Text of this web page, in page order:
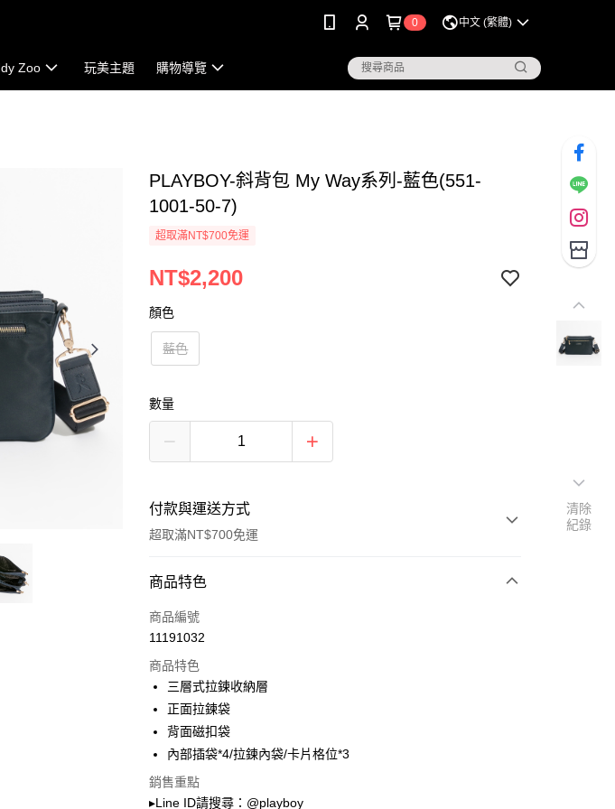
0 中文 (繁體)
Zoo 玩美主題 購物導覽
PLAYBOY-斜背包 My Way系列-藍色(551-
1001-50-7)
超取滿NT$700免運
NT$2,200
顏色
藍色
數量
付款與運送方式
超取滿NT$700免運
付款方式
信用卡一次付款
LINE Pay
Apple Pay
街口支付
Google Pay
商品特色
商品編號
11191032
商品特色
三層式拉鍊收納層
正面拉鍊袋
背面磁扣袋
內部插袋*4/拉鍊內袋/卡片格位*3
銷售重點
▸Line ID請搜尋：@playboy
清除
紀錄